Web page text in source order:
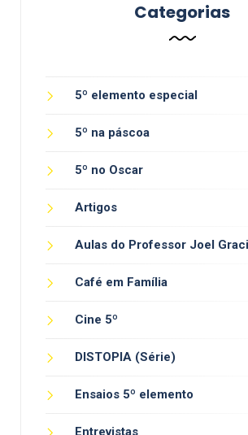
Categorias
5º elemento especial
5º na páscoa
5º no Oscar
Artigos
Aulas do Professor Joel
Café em Família
Cine 5º
DISTOPIA (Série)
Ensaios 5º elemento
Entrevistas